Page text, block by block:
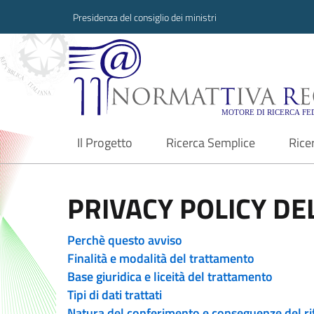
Presidenza del consiglio dei ministri
Normattiva
Il Progetto
current Ricerca Semplice
PRIVACY POLICY
Perchè questo avviso
Finalità e modalità del trattamento
Base giuridica e liceità del trattamento
Tipi di dati trattati